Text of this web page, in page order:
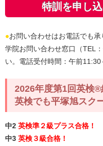
特訓を申し
●お問い合わせはお電話でも
学院お問い合わせ窓口（TEL
い。電話受付時間：午前11:30
2026年度第1回英検®
英検でも平塚旭スク
中2 英検準２級プラス合格！
中3 英検３級合格！